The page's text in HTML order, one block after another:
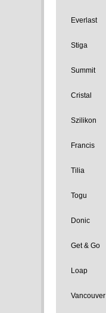
Everlast
Stiga
Summit
Cristal
Szilikon
Francis
Tilia
Togu
Donic
Get & Go
Loap
Vancouver